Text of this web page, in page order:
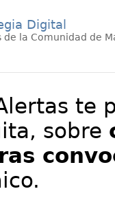
Digital
de la Comunidad de
te
sobre